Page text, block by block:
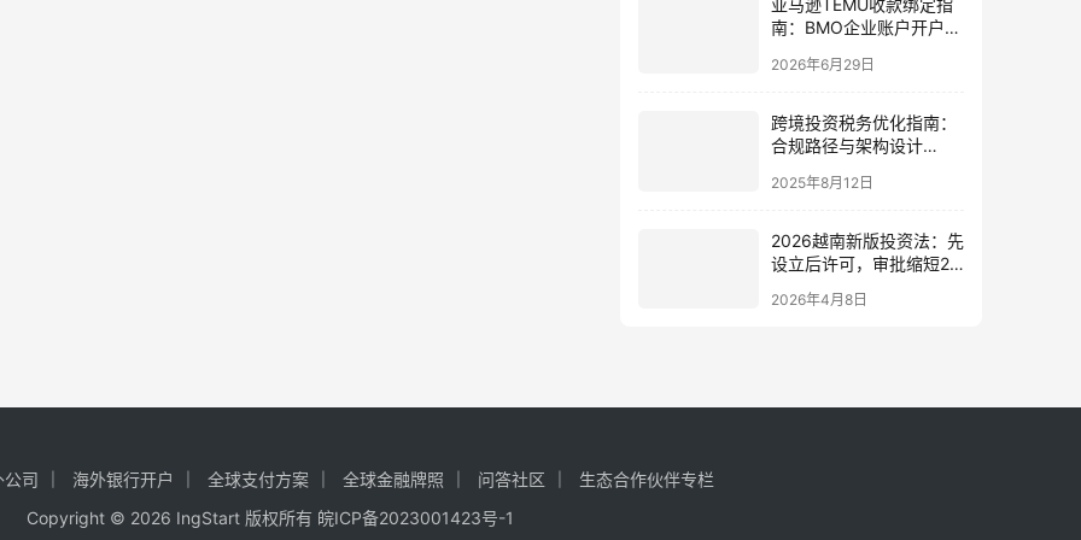
亚马逊TEMU收款绑定指
南：BMO企业账户开户与
ingstart
2026年6月29日
跨境投资税务优化指南：
合规路径与架构设计
2025年8月12日
2026越南新版投资法：先
设立后许可，审批缩短2-
10%税率
2026年4月8日
公司 海外银行开户 全球支付方案 全球金融牌照 问答社区
生态合作伙伴专栏
Copyright © 2026 IngStart 版权所有 皖ICP备2023001423号-1